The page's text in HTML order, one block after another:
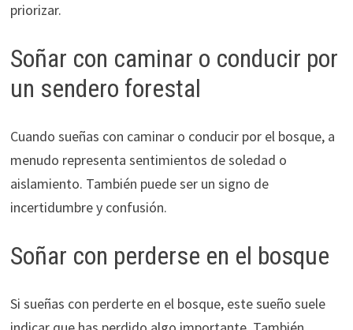
priorizar.
Soñar con caminar o conducir por
un sendero forestal
Cuando sueñas con caminar o conducir por el bosque, a
menudo representa sentimientos de soledad o
aislamiento. También puede ser un signo de
incertidumbre y confusión.
Soñar con perderse en el bosque
Si sueñas con perderte en el bosque, este sueño suele